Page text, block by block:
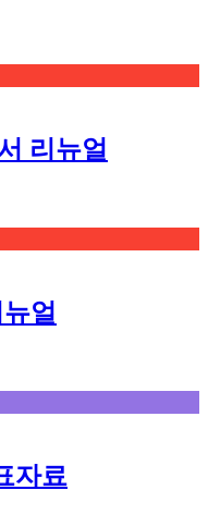
리뉴얼
얼
자료